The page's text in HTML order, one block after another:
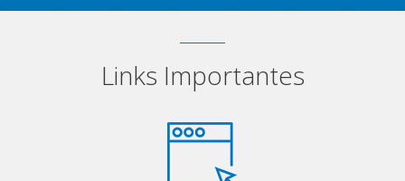
Links Importantes